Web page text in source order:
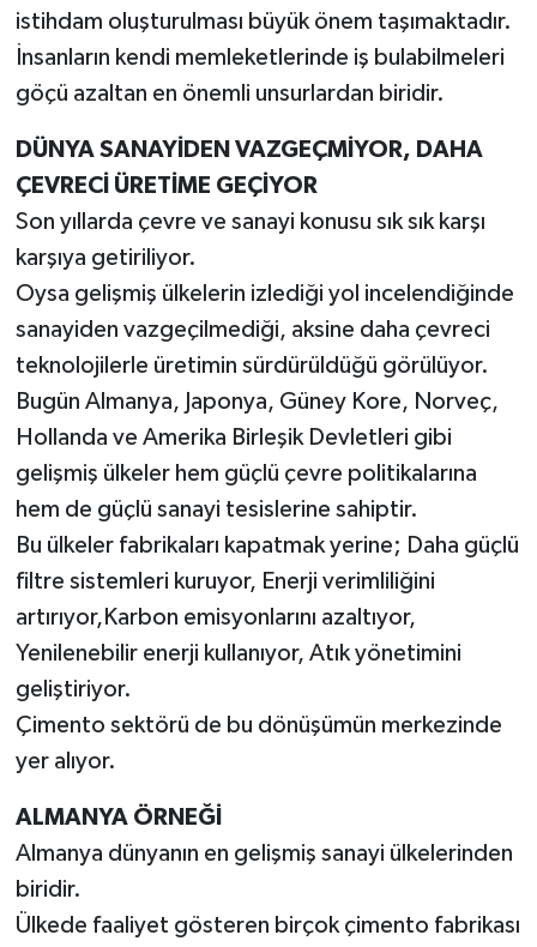
istihdam oluşturulması büyük önem taşımaktadır.
İnsanların kendi memleketlerinde iş bulabilmeleri
göçü azaltan en önemli unsurlardan biridir.
DÜNYA SANAYİDEN VAZGEÇMİYOR, DAHA
ÇEVRECİ ÜRETİME GEÇİYOR
Son yıllarda çevre ve sanayi konusu sık sık karşı
karşıya getiriliyor.
Oysa gelişmiş ülkelerin izlediği yol incelendiğinde
sanayiden vazgeçilmediği, aksine daha çevreci
teknolojilerle üretimin sürdürüldüğü görülüyor.
Bugün Almanya, Japonya, Güney Kore, Norveç,
Hollanda ve Amerika Birleşik Devletleri gibi
gelişmiş ülkeler hem güçlü çevre politikalarına
hem de güçlü sanayi tesislerine sahiptir.
Bu ülkeler fabrikaları kapatmak yerine; Daha güçlü
filtre sistemleri kuruyor, Enerji verimliliğini
artırıyor,Karbon emisyonlarını azaltıyor,
Yenilenebilir enerji kullanıyor, Atık yönetimini
geliştiriyor.
Çimento sektörü de bu dönüşümün merkezinde
yer alıyor.
ALMANYA ÖRNEĞİ
Almanya dünyanın en gelişmiş sanayi ülkelerinden
biridir.
Ülkede faaliyet gösteren birçok çimento fabrikası